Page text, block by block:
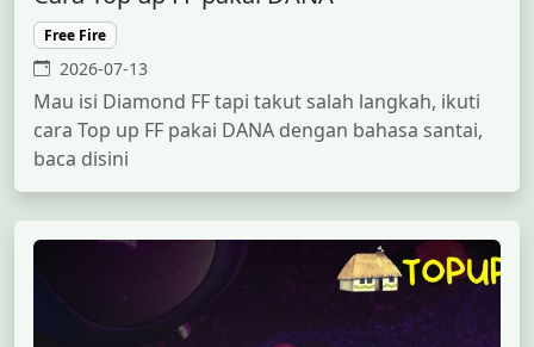
Free Fire
2026-07-13
Mau isi Diamond FF tapi takut salah langkah, ikuti
cara Top up FF pakai DANA dengan bahasa santai,
baca disini